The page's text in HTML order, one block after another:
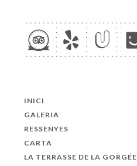
INICI
GALERIA
RESSENYES
CARTA
LA TERRASSE DE LA GORGÉE